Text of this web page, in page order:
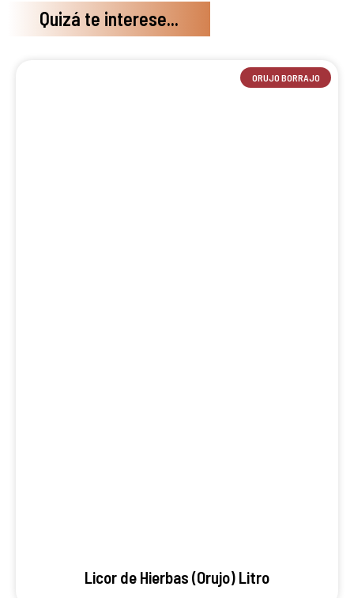
Quizá te interese...
ORUJO BORRAJO
Licor de Hierbas (Orujo) Litro